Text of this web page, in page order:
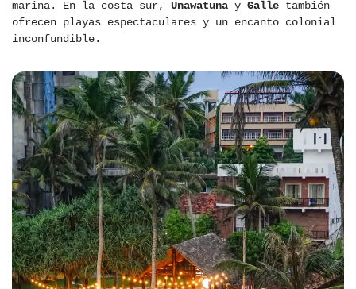
marina. En la costa sur, Unawatuna y Galle también
ofrecen playas espectaculares y un encanto colonial
inconfundible.